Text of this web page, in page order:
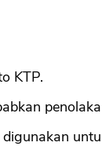
KTP.